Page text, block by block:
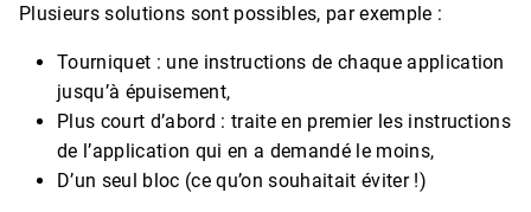
Plusieurs solutions sont possibles, par exemple :
Tourniquet : une instructions de chaque application
jusqu’à épuisement,
Plus court d’abord : traite en premier les instructions
de l’application qui en a demandé le moins,
D’un seul bloc (ce qu’on souhaitait éviter !)